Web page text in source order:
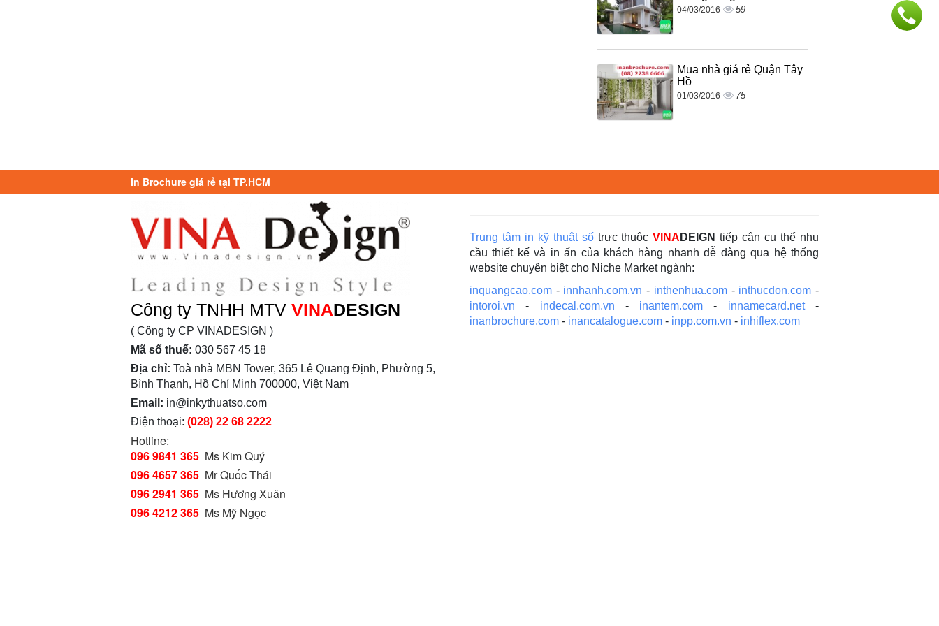
04/03/2016 59
Mua nhà giá rẻ Quận Tây
Hồ
01/03/2016 75
In Brochure giá rẻ tại TP.HCM
Công ty TNHH MTV VINADESIGN
( Công ty CP VINADESIGN )
Mã số thuế: 030 567 45 18
Địa chỉ: Toà nhà MBN Tower, 365 Lê Quang Định, Phường 5,
Bình Thạnh, Hồ Chí Minh 700000, Việt Nam
Email: in@inkythuatso.com
Điện thoại: (028) 22 68 2222
Hotline:
096 9841 365 Ms Kim Quý
096 4657 365 Mr Quốc Thái
096 2941 365 Ms Hương Xuân
096 4212 365 Ms Mỹ Ngọc
Trung tâm in kỹ thuật sốtrực thuộcVINA DEIGN tiếp cận cụ thể nhu
cầu thiết kế và in ấn của khách hàng nhanh dễ dàng qua hệ thống
website chuyên biệt cho Niche Market ngành:
inquangcao.com - innhanh.com.vn - inthenhua.com- inthucdon.com -
intoroi.vn - indecal.com.vn - inantem.com - innamecard.net-
inanbrochure.com - inancatalogue.com - inpp.com.vn - inhiflex.com